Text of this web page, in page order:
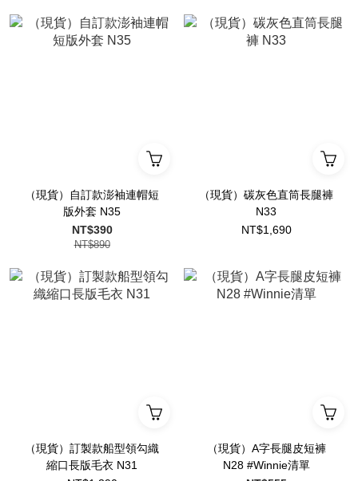
（現貨）自訂款澎袖連帽短
版外套 N35
NT$390
NT$890
（現貨）碳灰色直筒長腿褲
N33
NT$1,690
（現貨）訂製款船型領勾織
縮口長版毛衣 N31
（現貨）A字長腿皮短褲
N28 #Winnie清單